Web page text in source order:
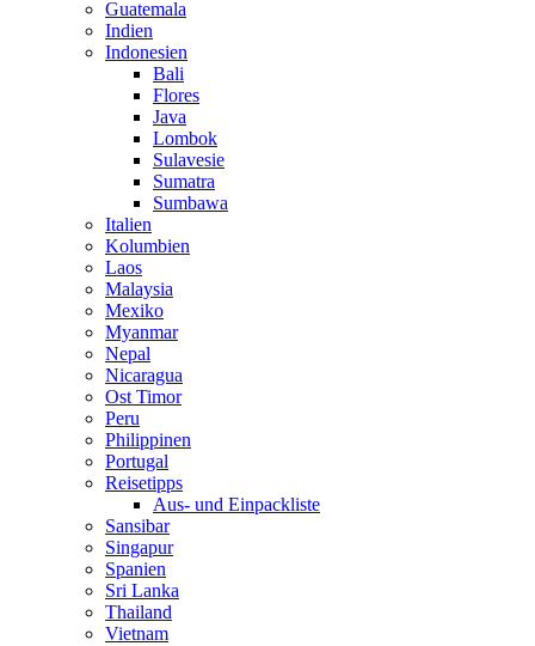
Guatemala
Indien
Indonesien
Bali
Flores
Java
Lombok
Sulavesie
Sumatra
Sumbawa
Italien
Kolumbien
Laos
Malaysia
Mexiko
Myanmar
Nepal
Nicaragua
Ost Timor
Peru
Philippinen
Portugal
Reisetipps
Aus- und Einpackliste
Sansibar
Singapur
Spanien
Sri Lanka
Thailand
Vietnam